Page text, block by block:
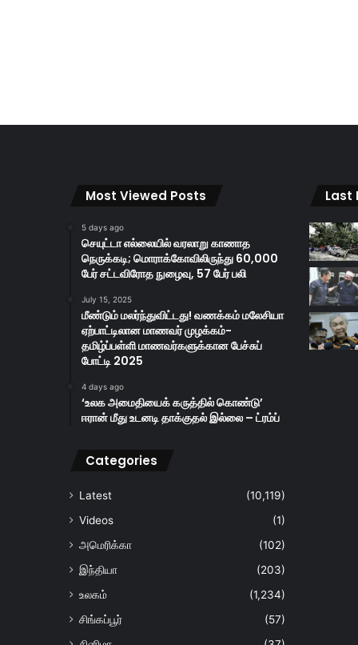
Most Viewed Posts
5 days ago
செயுட்டா எல்லையில் வரலாறு காணாத
நெருக்கடி; மொராக்கோவிலிருந்து 60,000
பேர் சட்டவிரோத நுழைவு, 57 பேர் பலி
July 15, 2025
மீண்டும் மலர்ந்துவிட்டது! வணக்கம் மலேசியா
ஏற்பாட்டிலான மாணவர் முழக்கம்-
தமிழ்ப்பள்ளி மாணவர்களுக்கான பேச்சுப்
போட்டி 2025
4 days ago
‘உலக அமைதியைக் கருத்தில் கொண்டு’
ஈரான் மீது உடனடி தாக்குதல் இல்லை – ட்ரம்ப்
Categories
Latest
(10,119)
Videos
(1)
அமெரிக்கா
(102)
இந்தியா
(203)
உலகம்
(1,234)
சிங்கப்பூர்
(57)
Last